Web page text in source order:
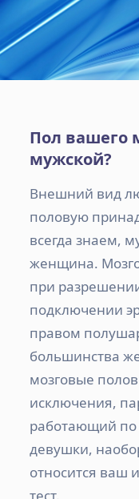
Пол вашего
мужской?
Внешний вид
половую
всегда знаем,
женщина.
при
подключении
правом
большинства
мозговые
исключения,
работающий
девушки,
относится ваш